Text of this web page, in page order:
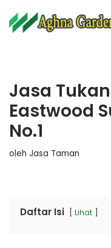
Lompat
Jasa
Eastwood
No.1
oleh Jasa Taman
Daftar Isi Lihat